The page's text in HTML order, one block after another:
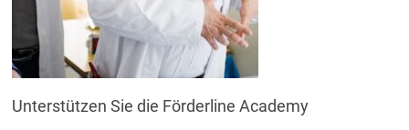
Unterstützen Sie die Förderline Academy